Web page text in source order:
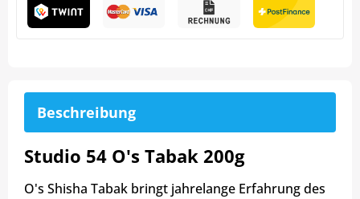
Beschreibung
Studio 54 O's Tabak 200g
O's Shisha Tabak bringt jahrelange Erfahrung des